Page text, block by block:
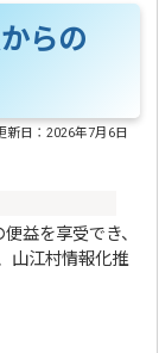
らの
新日：2026年7月6日
益を享受でき、
山江村情報化推
夕飾り